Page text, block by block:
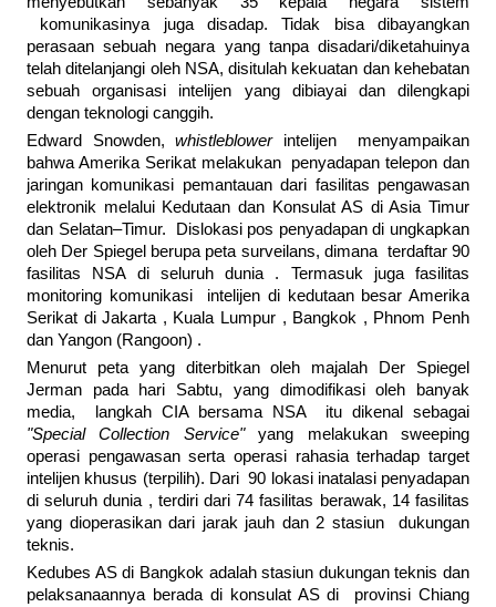
komunikasinya juga disadap. Tidak bisa dibayangkan
perasaan sebuah negara yang tanpa disadari/diketahuinya
telah ditelanjangi oleh NSA, disitulah kekuatan dan kehebatan
sebuah organisasi intelijen yang dibiayai dan dilengkapi
dengan teknologi canggih.
Edward Snowden,whistleblowerintelijen menyampaikan
bahwa Amerika Serikat melakukan penyadapan telepon dan
jaringan komunikasi pemantauan dari fasilitas pengawasan
elektronik melalui Kedutaan dan Konsulat AS di Asia Timur
dan Selatan–Timur. Dislokasi pos penyadapan di ungkapkan
oleh Der Spiegel berupa peta surveilans, dimana terdaftar 90
fasilitas NSA di seluruh dunia . Termasuk juga fasilitas
monitoring komunikasi intelijen di kedutaan besar Amerika
Serikat di Jakarta , Kuala Lumpur , Bangkok , Phnom Penh
dan Yangon (Rangoon) .
Menurut peta yang diterbitkan oleh majalah Der Spiegel
Jerman pada hari Sabtu, yang dimodifikasi oleh banyak
media, langkah CIA bersama NSA itu dikenal sebagai
"Special Collection Service"yang melakukan sweeping
operasi pengawasan serta operasi rahasia terhadap target
intelijen khusus (terpilih). Dari 90 lokasi inatalasi penyadapan
di seluruh dunia , terdiri dari 74 fasilitas berawak, 14 fasilitas
yang dioperasikan dari jarak jauh dan 2 stasiun dukungan
teknis.
Kedubes AS di Bangkok adalah stasiun dukungan teknis dan
pelaksanaannya berada di konsulat AS di provinsi Chiang